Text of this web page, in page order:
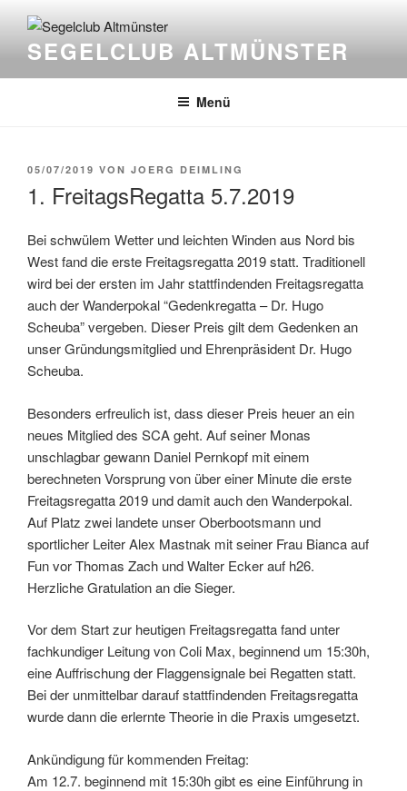
Inhalt
springenSEGELCLUB ALTMÜNSTER
Menü
VERÖFFENTLICHT
05/07/2019 VON JOERG DEIMLING
1. FreitagsRegatta 5.7.2019
Bei schwülem Wetter und leichten Winden aus Nord bis
West fand die erste Freitagsregatta 2019 statt. Traditionell
wird bei der ersten im Jahr stattfindenden Freitagsregatta
auch der Wanderpokal “Gedenkregatta – Dr. Hugo
Scheuba” vergeben. Dieser Preis gilt dem Gedenken an
unser Gründungsmitglied und Ehrenpräsident Dr. Hugo
Scheuba.
Besonders erfreulich ist, dass dieser Preis heuer an ein
neues Mitglied des SCA geht. Auf seiner Monas
unschlagbar gewann Daniel Pernkopf mit einem
berechneten Vorsprung von über einer Minute die erste
Freitagsregatta 2019 und damit auch den Wanderpokal.
Auf Platz zwei landete unser Oberbootsmann und
sportlicher Leiter Alex Mastnak mit seiner Frau Bianca auf
Fun vor Thomas Zach und Walter Ecker auf h26.
Herzliche Gratulation an die Sieger.
Vor dem Start zur heutigen Freitagsregatta fand unter
fachkundiger Leitung von Coli Max, beginnend um 15:30h,
eine Auffrischung der Flaggensignale bei Regatten statt.
Bei der unmittelbar darauf stattfindenden Freitagsregatta
wurde dann die erlernte Theorie in die Praxis umgesetzt.
Ankündigung für kommenden Freitag:
Am 12.7. beginnend mit 15:30h gibt es eine Einführung in